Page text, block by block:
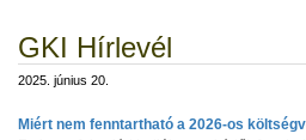
GKI Hírlevél
2025. június 20.
Miért nem fenntartható a 2026-os